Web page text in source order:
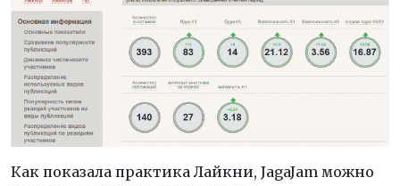
Как показала практика Лайкни, JagaJam можно